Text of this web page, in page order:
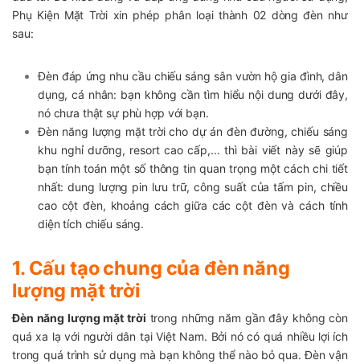
Phụ Kiện Mặt Trời xin phép phân loại thành 02 dòng đèn như
sau:
Đèn đáp ứng nhu cầu chiếu sáng sân vườn hộ gia đình, dân
dụng, cá nhân: bạn không cần tìm hiểu nội dung dưới đây,
nó chưa thật sự phù hợp với bạn.
Đèn năng lượng mặt trời cho dự án đèn đường, chiếu sáng
khu nghỉ dưỡng, resort cao cấp,... thì bài viết này sẽ giúp
bạn tính toán một số thông tin quan trọng một cách chi tiết
nhất: dung lượng pin lưu trữ, công suất của tấm pin, chiều
cao cột đèn, khoảng cách giữa các cột đèn và cách tính
diện tích chiếu sáng.
1. Cấu tạo chung của đèn năng
lượng mặt trời
Đèn năng lượng mặt trời trong những năm gần đây không còn
quá xa lạ với người dân tại Việt Nam. Bởi nó có quá nhiều lợi ích
trong quá trình sử dụng mà bạn không thể nào bỏ qua. Đèn vận